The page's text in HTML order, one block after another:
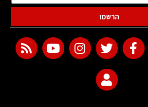
הרשמו